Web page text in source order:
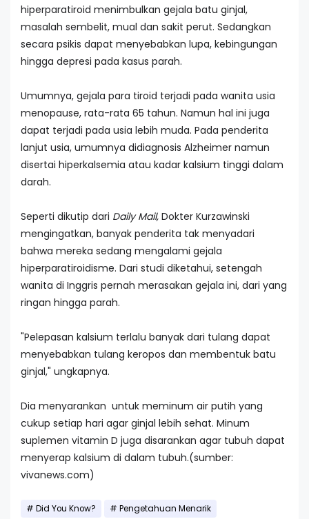
hiperparatiroid menimbulkan gejala batu ginjal,
masalah sembelit, mual dan sakit perut. Sedangkan
secara psikis dapat menyebabkan lupa, kebingungan
hingga depresi pada kasus parah.
Umumnya, gejala para tiroid terjadi pada wanita usia
menopause, rata-rata 65 tahun. Namun hal ini juga
dapat terjadi pada usia lebih muda. Pada penderita
lanjut usia, umumnya didiagnosis Alzheimer namun
disertai hiperkalsemia atau kadar kalsium tinggi dalam
darah.
Seperti dikutip dari Daily Mail, Dokter Kurzawinski
mengingatkan, banyak penderita tak menyadari
bahwa mereka sedang mengalami gejala
hiperparatiroidisme. Dari studi diketahui, setengah
wanita di Inggris pernah merasakan gejala ini, dari yang
ringan hingga parah.
"Pelepasan kalsium terlalu banyak dari tulang dapat
menyebabkan tulang keropos dan membentuk batu
ginjal," ungkapnya.
Dia menyarankan untuk meminum air putih yang
cukup setiap hari agar ginjal lebih sehat. Minum
suplemen vitamin D juga disarankan agar tubuh dapat
menyerap kalsium di dalam tubuh.(sumber:
vivanews.com)
Did You Know? Pengetahuan Menarik